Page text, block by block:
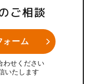
ご相談
ォーム
わせください
いたします